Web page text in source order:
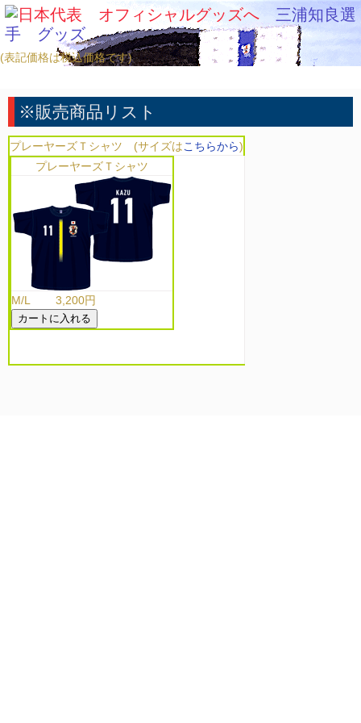
三浦知良選
手 グッズ
(表記価格は税込価格です)
※販売商品リスト
プレーヤーズＴシャツ (サイズはこちらから)
プレーヤーズＴシャツ
M/L 3,200円